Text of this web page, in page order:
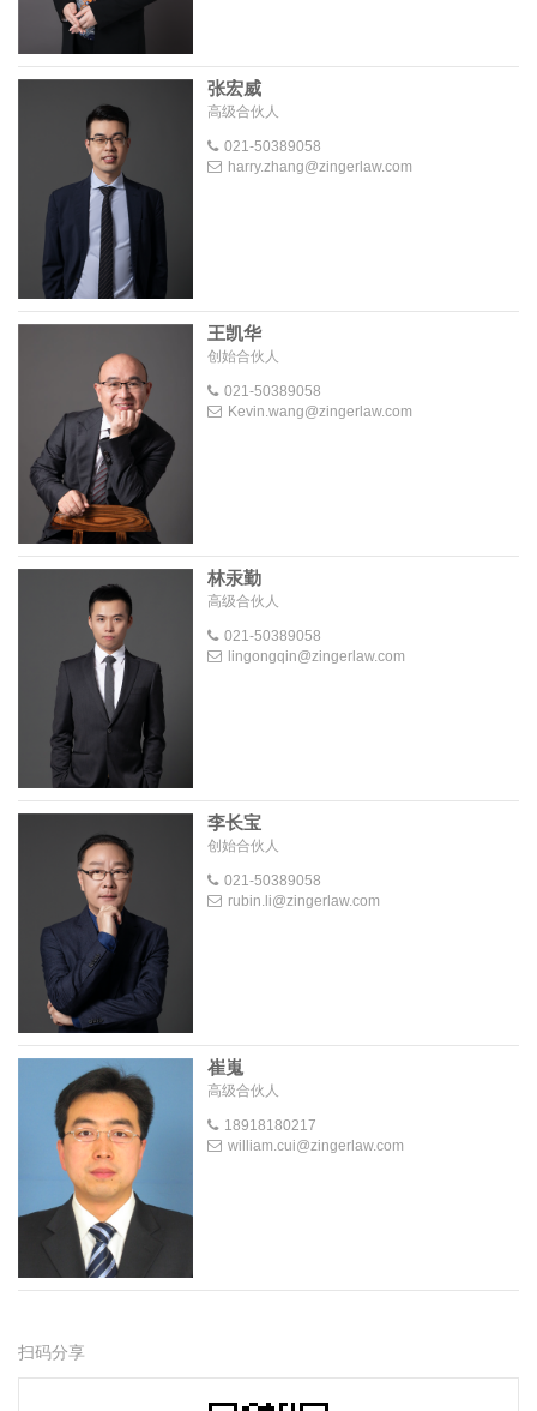
张宏威
高级合伙人
021-50389058
harry.zhang@zingerlaw.com
王凯华
创始合伙人
021-50389058
Kevin.wang@zingerlaw.com
林汞勤
高级合伙人
021-50389058
lingongqin@zingerlaw.com
李长宝
创始合伙人
021-50389058
rubin.li@zingerlaw.com
崔嵬
高级合伙人
18918180217
william.cui@zingerlaw.com
扫码分享